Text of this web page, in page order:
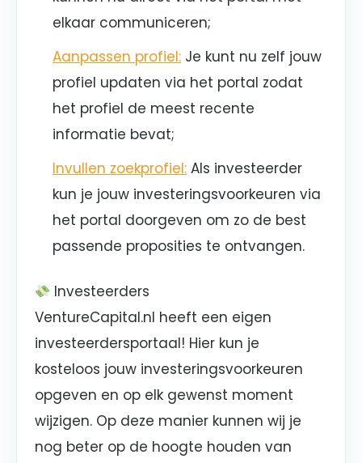
elkaar communiceren;
Aanpassen profiel: Je kunt nu zelf jouw
profiel updaten via het portal zodat
het profiel de meest recente
informatie bevat;
Invullen zoekprofiel: Als investeerder
kun je jouw investeringsvoorkeuren via
het portal doorgeven om zo de best
passende proposities te ontvangen.
Investeerders
VentureCapital.nl heeft een eigen
investeerdersportaal! Hier kun je
kosteloos jouw investeringsvoorkeuren
opgeven en op elk gewenst moment
wijzigen. Op deze manier kunnen wij je
nog beter op de hoogte houden van